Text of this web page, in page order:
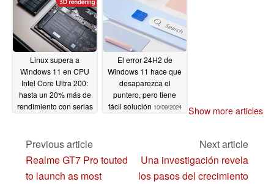
Linux supera a
Windows 11 en CPU
Intel Core Ultra 200:
hasta un 20% más de
rendimiento con serias
El error 24H2 de
Windows 11 hace que
desaparezca el
puntero, pero tiene
fácil solución 10/09/2024 Show more articles
Previous article
Realme GT7 Pro touted
to launch as most
Next article
Una investigación revela
los pasos del crecimiento